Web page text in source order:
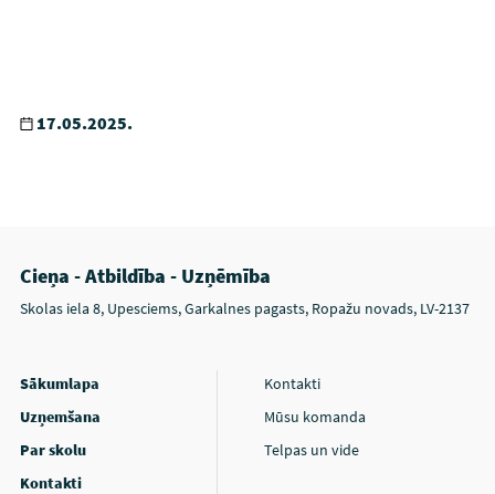
17.05.2025.
Cieņa - Atbildība - Uzņēmība
Skolas iela 8, Upesciems, Garkalnes pagasts, Ropažu novads, LV-2137
Sākumlapa
Uzņemšana
Par skolu
Kontakti
Kontakti
Mūsu komanda
Telpas un vide